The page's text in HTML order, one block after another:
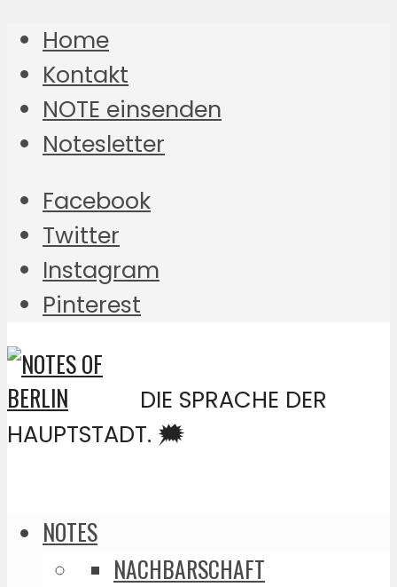
Home
Kontakt
NOTE einsenden
Notesletter
Facebook
Twitter
Instagram
Pinterest
DIE SPRACHE DER
HAUPTSTADT. 🗯️
NOTES
NACHBARSCHAFT